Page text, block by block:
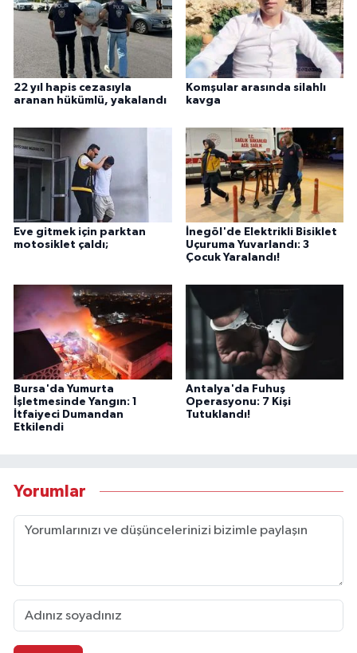
22 yıl hapis cezasıyla
aranan hükümlü, yakalandı
Komşular arasında silahlı
kavga
Eve gitmek için parktan
motosiklet çaldı;
İnegöl'de Elektrikli Bisiklet
Uçuruma Yuvarlandı: 3
Çocuk Yaralandı!
Bursa'da Yumurta
İşletmesinde Yangın: 1
İtfaiyeci Dumandan
Etkilendi
Antalya'da Fuhuş
Operasyonu: 7 Kişi
Tutuklandı!
Yorumlar